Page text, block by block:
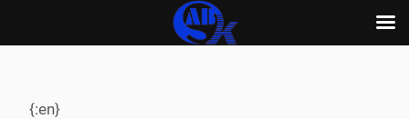
content
{:en}